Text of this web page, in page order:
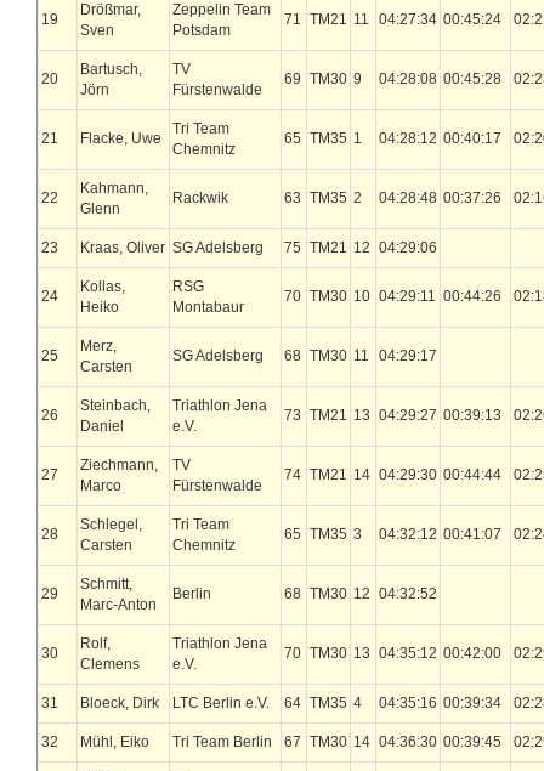
19
Drößmar,
Sven
Zeppelin Team
Potsdam
71 TM21 11 04:27:34 00:45:24
20
Bartusch,
Jörn
TV
Fürstenwalde
69 TM30 9 04:28:08 00:45:28
21 Flacke, Uwe
Tri Team
Chemnitz
65 TM35 1 04:28:12 00:40:17
22
Kahmann,
Glenn
Rackwik 63 TM35 2 04:28:48 00:37:26
23 Kraas, Oliver SG Adelsberg 75 TM21 12 04:29:06
24
Kollas,
Heiko
RSG
Montabaur
70 TM30 10 04:29:11 00:44:26
25
Merz,
Carsten
SG Adelsberg 68 TM30 11 04:29:17
26
Steinbach,
Daniel
Triathlon Jena
e.V.
73 TM21 13 04:29:27 00:39:13
27
Ziechmann,
Marco
TV
Fürstenwalde
74 TM21 14 04:29:30 00:44:44
28
Schlegel,
Carsten
Tri Team
Chemnitz
65 TM35 3 04:32:12 00:41:07
29
Schmitt,
Marc-Anton
Berlin 68 TM30 12 04:32:52
30
Rolf,
Clemens
Triathlon Jena
e.V.
70 TM30 13 04:35:12 00:42:00
31 Bloeck, Dirk LTC Berlin e.V. 64 TM35 4 04:35:16 00:39:34
32 Mühl, Eiko Tri Team Berlin 67 TM30 14 04:36:30 00:39:45